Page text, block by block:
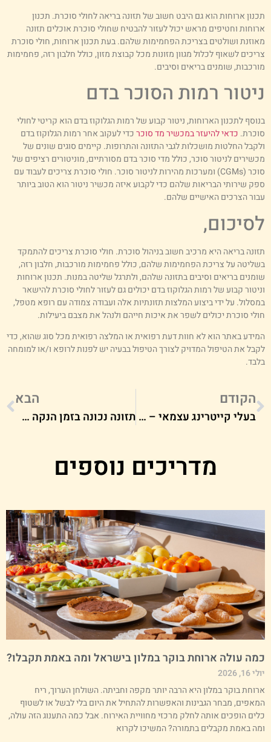
ארוחות הוא גם היבט חשוב של תזונה בריאה לחולי סוכרת. תכנון
וחטיפים מראש יכול לעזור להבטיח שחולי סוכרת אוכלים תזונה
ושולטים בצריכת הפחמימות שלהם. בעת תכנון ארוחות, חולי סוכרת
לשאוף לכלול מגוון מזונות מכל קבוצת מזון, כולל חלבון רזה, פחמימות
שומנים בריאים וסיבים.
רמות הסוכר בדם
לתכנון הארוחות, ניטור קבוע של רמות הגלוקוז בדם הוא קריטי לחולי
כדאי להיעזר במכשיר מד סוכרכדי לעקוב אחר רמות הגלוקוז בדם
החלטות מושכלות לגבי התזונה והתרופות. קיימים סוגים שונים של
לניטור סוכר, כולל מדי סוכר בדם מסורתיים, מוניטורים רציפים של
סוכר (CGMs) ומערכות מהירות לניטור סוכר. חולי סוכרת צריכים לעבוד עם
שירותי הבריאות שלהם כדי לקבוע איזה מכשיר ניטור הוא הטוב ביותר
הצרכים האישיים שלהם.
בריאה היא מרכיב חשוב בניהול סוכרת. חולי סוכרת צריכים להתמקד
על צריכת הפחמימות שלהם, כולל פחמימות מורכבות, חלבון רזה,
בריאים וסיבים בתזונה שלהם, ולתרגל שליטה במנות. תכנון ארוחות
קבוע של רמות הגלוקוז בדם יכולים גם לעזור לחולי סוכרת להישאר
על ידי ביצוע המלצות תזונתיות אלה ועבודה צמודה עם רופא מטפל,
סוכרת יכולים לשפר את איכות חייהם ולנהל את מצבם ביעילות.
באתר הוא לא חוות דעת רפואית או המלצה רפואית מכל סוג שהוא, כדי
את הטיפול המדויק לצורך הטיפול בבעיה יש לפנות לרופא ו/או למומחה
הקודם
בעלי קייטרינג עצמאי – הגיע הזמן לעבור לחשבונית ירוקה!
הבא
תזונה נכונה בזמן הנקה – כל מה שצריך לדעת
מדריכים נוספים
עולה ארוחת בוקר במלון בישראל ומה באמת תקבלו?
16, 2026
בוקר במלון היא הרבה יותר מקפה וחביתה. השולחן הערוך, ריח
מבחר הגבינות והאפשרות להתחיל את היום בלי לבשל או לשטוף
הופכים אותה לחלק מרכזי מחוויית האירוח. אבל כמה התענוג הזה עולה,
באמת מקבלים בתמורה? המשיכו לקרוא